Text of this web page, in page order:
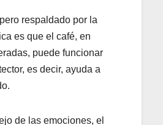
respaldado por la
es que el café, en
puede funcionar
es decir, ayuda a
de las emociones, el